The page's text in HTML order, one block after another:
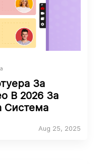
За
В 2026 За
Система
Aug 25, 2025